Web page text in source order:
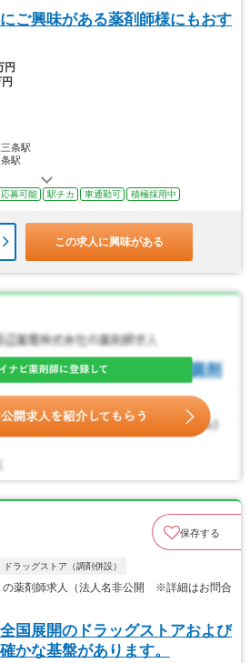
ご興味がある薬剤師様にもおす
円
条駅
駅
募可能 駅チカ 車通勤可 積極採用中
この求人に興味がある
保存する
ドラッグストア（調剤併設）
の薬剤師求人（法人名非公開 ※詳細はお問合
国展開のドラッグストアおよび
かな基盤があります。